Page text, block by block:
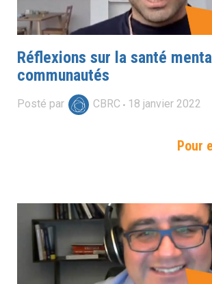
Réflexions sur la santé
communautés
Posté par CBRC 18 janvier 2022
Pour